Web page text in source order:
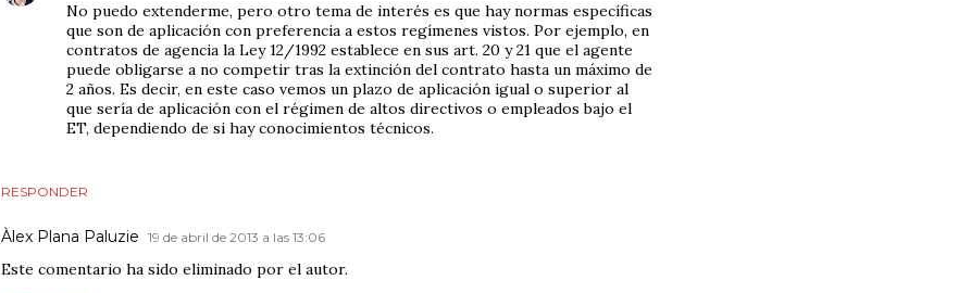
RESPONDER
No puedo extenderme, pero otro tema de interés es que hay normas específicas
que son de aplicación con preferencia a estos regímenes vistos. Por ejemplo, en
contratos de agencia la Ley 12/1992 establece en sus art. 20 y 21 que el agente
puede obligarse a no competir tras la extinción del contrato hasta un máximo de
2 años. Es decir, en este caso vemos un plazo de aplicación igual o superior al
que sería de aplicación con el régimen de altos directivos o empleados bajo el
ET, dependiendo de si hay conocimientos técnicos.
Àlex Plana Paluzie 19 de abril de 2013 a las 13:06
Este comentario ha sido eliminado por el autor.